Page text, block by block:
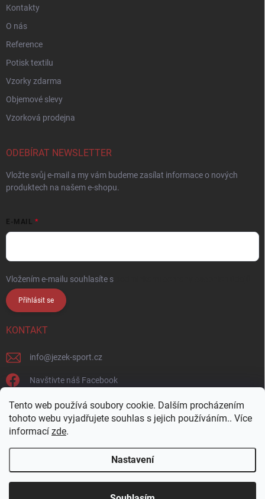
Tento web používá soubory cookie. Dalším procházením
tohoto webu vyjadřujete souhlas s jejich používáním.. Více
informací zde.
Nastavení
Přijďte si vybrat osobně! Široká nabídka materiálů a
Kontakty
O nás
Reference
Potisk textilu
Vzorky zdarma
Objemové slevy
Vzorková prodejna
ODEBÍRAT NEWSLETTER
Vložte svůj e-mail a my vám budeme zasílat informace o nových
produktech na našem e-shopu.
E-MAIL
Vložením e-mailu souhlasíte s
Přihlásit se
KONTAKT
info@jezek-sport.cz
Navštivte náš Facebook
jezek_sport_np/
Copyright 2026Ježek sport s.r.o.. Všechna práva vyhrazena.Upravit
nastavení cookies